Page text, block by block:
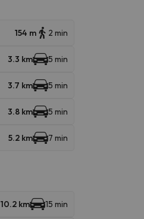
154 m 2 min
3.3 km 5 min
3.7 km 5 min
3.8 km 5 min
5.2 km 7 min
10.2 km 15 min